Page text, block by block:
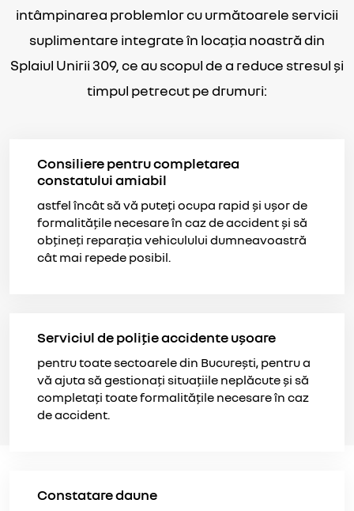
intâmpinarea problemlor cu următoarele servicii
suplimentare integrate în locația noastră din
Splaiul Unirii 309, ce au scopul de a reduce stresul și
timpul petrecut pe drumuri:
Consiliere pentru completarea
constatului amiabil
astfel încât să vă puteți ocupa rapid și ușor de
formalitățile necesare în caz de accident și să
obțineți reparația vehiculului dumneavoastră
cât mai repede posibil.
Serviciul de poliție accidente ușoare
pentru toate sectoarele din București, pentru a
vă ajuta să gestionați situațiile neplăcute și să
completați toate formalitățile necesare în caz
de accident.
Constatare daune